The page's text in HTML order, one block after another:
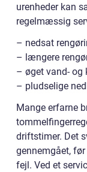
urenheder kan
regelmæssig
– nedsat
– længere
– øget vand- og
– pludselige
Mange erfarne
driftstimer. Det
gennemgået,
fejl. Ved et